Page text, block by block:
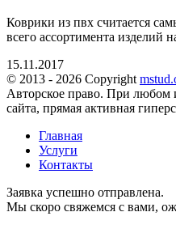
Коврики из пвх считается
всего ассортимента изделий
15.11.2017
© 2013 - 2026 Copyright
Авторское право. При любом
сайта, прямая активная
Главная
Услуги
Контакты
Заявка успешно отправлена.
Мы скоро свяжемся с вами,